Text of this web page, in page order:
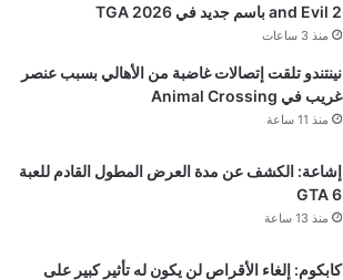
and Evil 2 باسم جديد في TGA 2026
منذ 3 ساعات
نينتندو تلقت إتصالات غاضبة من الأهالي بسبب عنصر
غريب في Animal Crossing
منذ 11 ساعة
إشاعة: الكشف عن مدة العرض المطول القادم للعبة
GTA 6
منذ 13 ساعة
كابكوم: إلغاء الأقراص لن يكون له تأثير كبير على